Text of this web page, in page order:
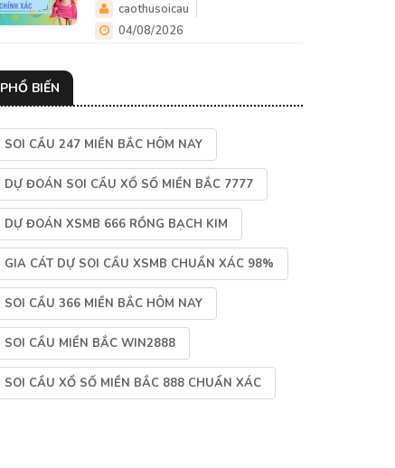
caothusoicau
04/08/2026
PHỔ BIẾN
SOI CẦU 247 MIỀN BẮC HÔM NAY
DỰ ĐOÁN SOI CẦU XỔ SỐ MIỀN BẮC 7777
DỰ ĐOÁN XSMB 666 RỒNG BẠCH KIM
GIA CÁT DỰ SOI CẦU XSMB CHUẨN XÁC 98%
SOI CẦU 366 MIỀN BẮC HÔM NAY
SOI CẦU MIỀN BẮC WIN2888
SOI CẦU XỔ SỐ MIỀN BẮC 888 CHUẨN XÁC